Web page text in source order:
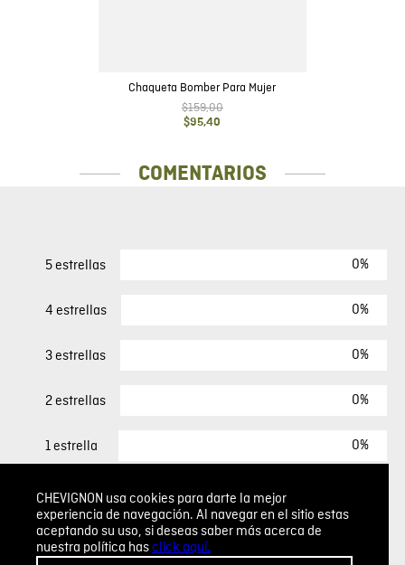
CHEVIGNON usa cookies para darte la mejor
experiencia de navegación. Al navegar en el sitio estas
aceptando su uso, si deseas saber más acerca de
nuestra política hasclick aquí.
Chaqueta Bomber Para Mujer
$159,00
$95,40
COMENTARIOS
5 estrellas 0%
4 estrellas 0%
3 estrellas 0%
2 estrellas 0%
1 estrella 0%
ESCRIBIR UN COMENTARIO
Sin comentarios.